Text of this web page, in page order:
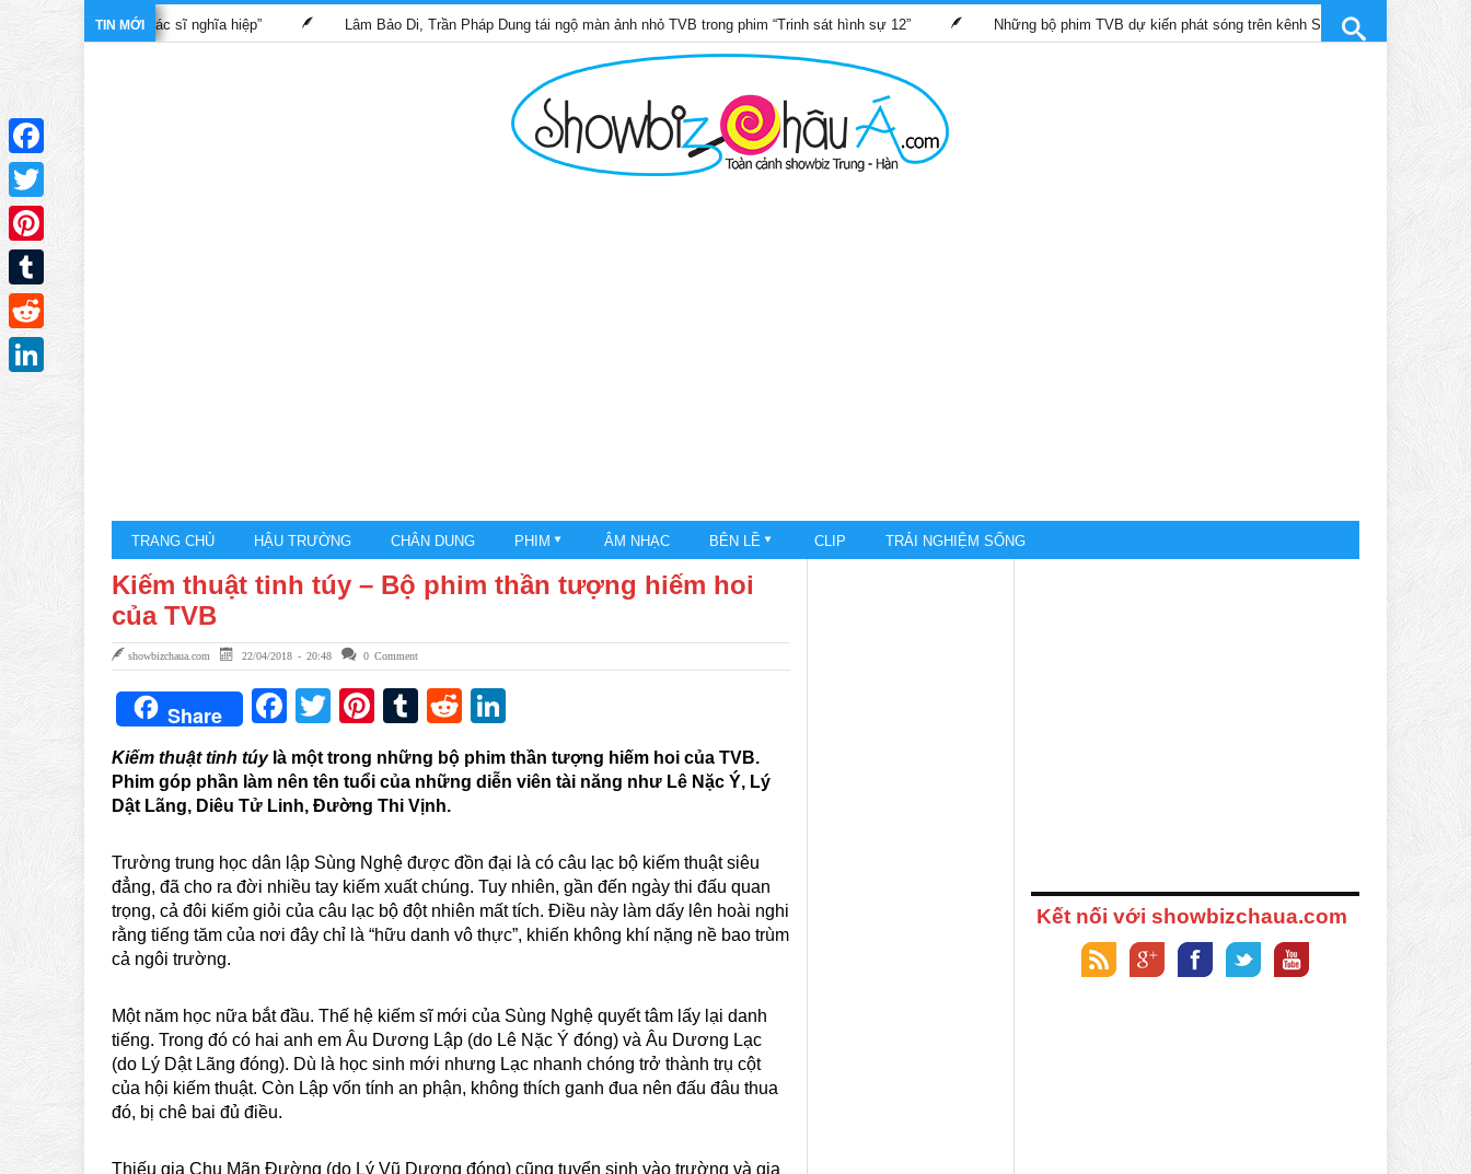
TIN MỚI
phim “Bác sĩ nghĩa hiệp” Lâm Bảo Di, Trần Pháp Dung tái ngộ màn ảnh nhỏ TVB trong phim “Trinh sát hình sự 12” Những bộ phim TVB dự kiến phát sóng trên kênh SCTV9 tháng 4/2025
TRANG CHỦ HẬU TRƯỜNG CHÂN DUNG PHIM ÂM NHẠC BÊN LỀ CLIP TRẢI NGHIỆM SỐNG
Kiếm thuật tinh túy – Bộ phim thần tượng hiếm hoi
của TVB
showbizchaua.com 22/04/2018 - 20:48 0 Comment
Share Facebook
TwitterPinterest
TumblrReddit
Kiếm thuật tinh túylà một trong những bộ phim thần tượng hiếm hoi của TVB.
Phim góp phần làm nên tên tuổi của những diễn viên tài năng như Lê Nặc Ý, Lý
Dật Lãng, Diêu Tử Linh, Đường Thi Vịnh.
Trường trung học dân lập Sùng Nghệ được đồn đại là có câu lạc bộ kiếm thuật siêu
đẳng, đã cho ra đời nhiều tay kiếm xuất chúng. Tuy nhiên, gần đến ngày thi đấu quan
trọng, cả đôi kiếm giỏi của câu lạc bộ đột nhiên mất tích. Điều này làm dấy lên hoài nghi
rằng tiếng tăm của nơi đây chỉ là “hữu danh vô thực”, khiến không khí nặng nề bao trùm
cả ngôi trường.
Một năm học nữa bắt đầu. Thế hệ kiếm sĩ mới của Sùng Nghệ quyết tâm lấy lại danh
tiếng. Trong đó có hai anh em Âu Dương Lập (do Lê Nặc Ý đóng) và Âu Dương Lạc
(do Lý Dật Lãng đóng). Dù là học sinh mới nhưng Lạc nhanh chóng trở thành trụ cột
của hội kiếm thuật. Còn Lập vốn tính an phận, không thích ganh đua nên đấu đâu thua
đó, bị chê bai đủ điều.
Thiếu gia Chu Mãn Đường (do Lý Vũ Dương đóng) cũng tuyển sinh vào trường và gia
Kết nối với showbizchaua.com
Facebook
Twitter
Pinterest
Tumblr
Reddit